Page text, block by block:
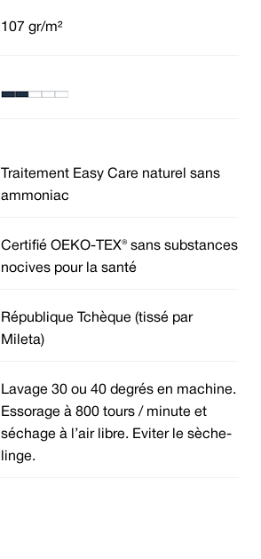
107 gr/m²
Traitement Easy Care naturel sans
ammoniac
Certifié OEKO-TEX® sans substances
nocives pour la santé
République Tchèque (tissé par
Mileta)
Lavage 30 ou 40 degrés en machine.
Essorage à 800 tours / minute et
séchage à l’air libre. Eviter le sèche-
linge.